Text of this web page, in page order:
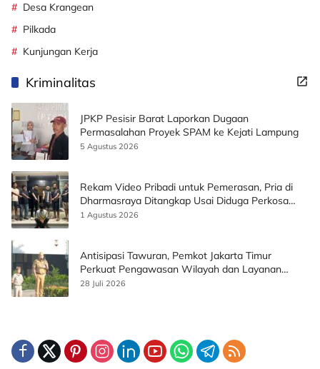
Desa Krangean
Pilkada
Kunjungan Kerja
Kriminalitas
JPKP Pesisir Barat Laporkan Dugaan
Permasalahan Proyek SPAM ke Kejati Lampung
5 Agustus 2026
Rekam Video Pribadi untuk Pemerasan, Pria di
Dharmasraya Ditangkap Usai Diduga Perkosa
Korban
1 Agustus 2026
Antisipasi Tawuran, Pemkot Jakarta Timur
Perkuat Pengawasan Wilayah dan Layanan
Publik
28 Juli 2026